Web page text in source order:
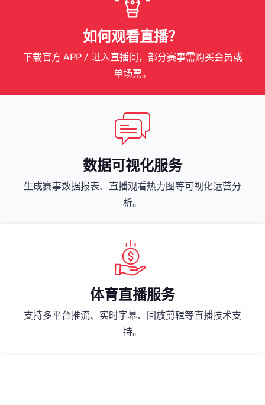
如何观看直播？
下载官方 APP / 进入直播间，部分赛事需购买会员或
单场票。
数据可视化服务
生成赛事数据报表、直播观看热力图等可视化运营分
析。
体育直播服务
支持多平台推流、实时字幕、回放剪辑等直播技术支
持。